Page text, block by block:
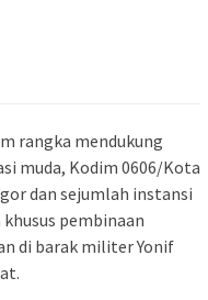
rangka mendukung
muda, Kodim 0606/Kota
dan sejumlah instansi
pembinaan
di barak militer Yonif